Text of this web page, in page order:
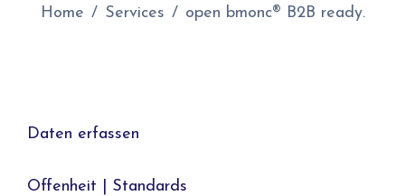
Home Services open bmonc® B2B ready.
Daten erfassen
Offenheit | Standards